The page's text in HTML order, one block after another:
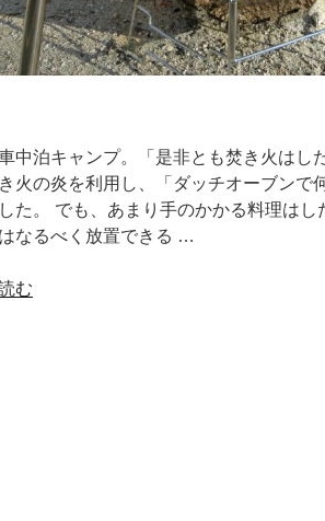
中泊キャンプ。「是非とも焚き火はし
火の炎を利用し、「ダッチオーブンで
た。 でも、あまり手のかかる料理はし
なるべく放置できる …
む